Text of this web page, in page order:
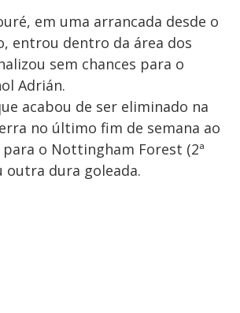
em uma arrancada desde o
entrou dentro da área dos
sem chances para o
Adrián.
acabou de ser eliminado na
no último fim de semana ao
o Nottingham Forest (2ª
outra dura goleada.